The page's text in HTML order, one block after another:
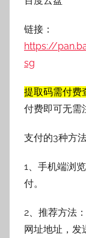
链接：
https://
sg
提取码需付费
付费即可无需
支付的3种方法
1、手机端浏
付。
2、推荐方法
网址地址，发